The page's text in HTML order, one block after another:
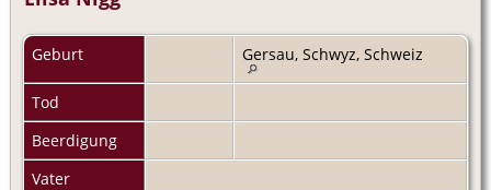
Geburt Gersau, Schwyz, Schweiz
Tod
Beerdigung
Vater